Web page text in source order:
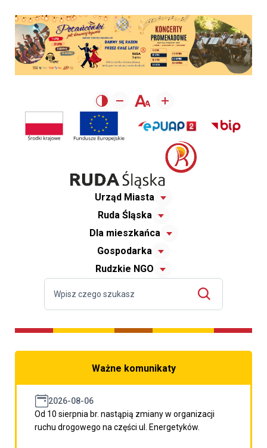
Urząd Miasta
Ruda Śląska
Dla mieszkańca
Gospodarka
Rudzkie NGO
Ważne komunikaty
2026-08-06
Od 10 sierpnia br. nastąpią zmiany w organizacji
ruchu drogowego na części ul. Energetyków.